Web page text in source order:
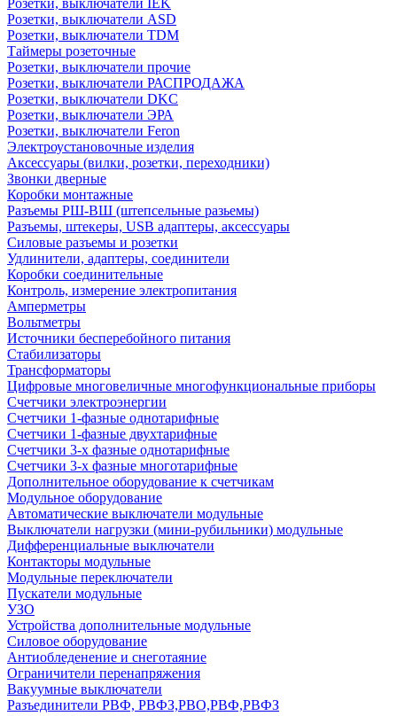
Розетки, выключатели IEK
Розетки, выключатели ASD
Розетки, выключатели TDM
Таймеры розеточные
Розетки, выключатели прочие
Розетки, выключатели РАСПРОДАЖА
Розетки, выключатели DKC
Розетки, выключатели ЭРА
Розетки, выключатели Feron
Электроустановочные изделия
Аксессуары (вилки, розетки, переходники)
Звонки дверные
Коробки монтажные
Разъемы РШ-ВШ (штепсельные разьемы)
Разъемы, штекеры, USB адаптеры, аксессуары
Силовые разъемы и розетки
Удлинители, адаптеры, соединители
Коробки соединительные
Контроль, измерение электропитания
Амперметры
Вольтметры
Источники бесперебойного питания
Стабилизаторы
Трансформаторы
Цифровые многовеличные многофункциональные приборы
Счетчики электроэнергии
Счетчики 1-фазные однотарифные
Счетчики 1-фазные двухтарифные
Счетчики 3-х фазные однотарифные
Счетчики 3-х фазные многотарифные
Дополнительное оборудование к счетчикам
Модульное оборудование
Автоматические выключатели модульные
Выключатели нагрузки (мини-рубильники) модульные
Дифференциальные выключатели
Контакторы модульные
Модульные переключатели
Пускатели модульные
УЗО
Устройства дополнительные модульные
Силовое оборудование
Антиобледенение и снеготаяние
Ограничители перенапряжения
Вакуумные выключатели
Разъединители РВФ, РВФЗ,РВО,РВФ,РВФЗ